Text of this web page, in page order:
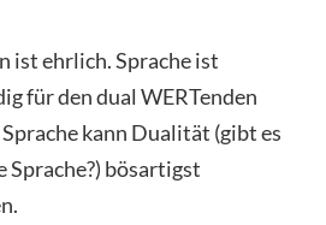
ist ehrlich. Sprache ist
für den dual WERTenden
kann Dualität (gibt es
Sprache?) bösartigst